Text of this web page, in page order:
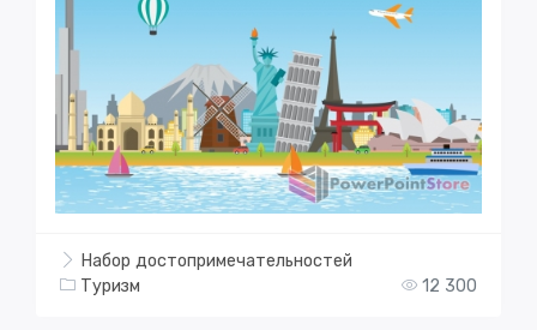
Набор достопримечательностей
Туризм
12 300